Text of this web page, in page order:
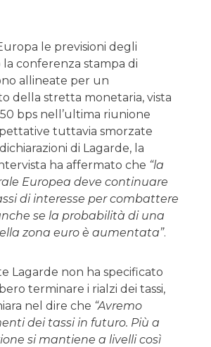
le previsioni degli
la conferenza stampa di
allineate per un
della stretta monetaria, vista
bps nell’ultima riunione
tuttavia smorzate
di Lagarde, la
ha affermato che “la
Europea deve continuare
di interesse per combattere
se la probabilità di una
zona euro è aumentata”.
Lagarde non ha specificato
terminare i rialzi dei tassi,
nel dire che “Avremo
dei tassi in futuro. Più a
si mantiene a livelli così